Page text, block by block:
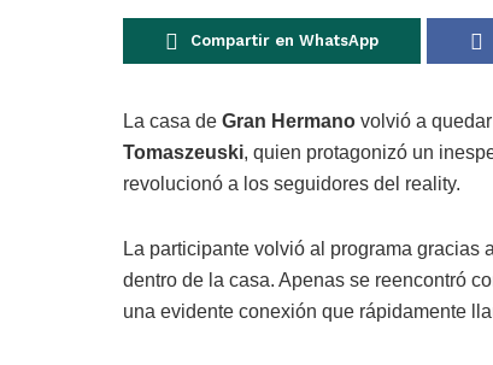
Compartir en WhatsApp
La casa de Gran Hermano volvió a
Tomaszeuski, quien protagonizó un
revolucionó a los seguidores del reality.
La participante volvió al programa gracias
dentro de la casa. Apenas se reencontró
una evidente conexión que rápidamente